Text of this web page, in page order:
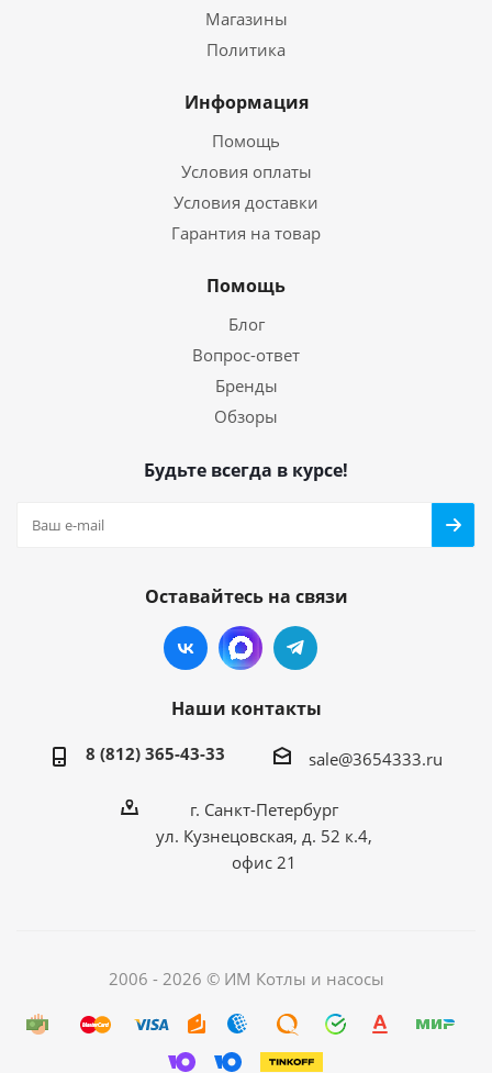
Магазины
Политика
Информация
Помощь
Условия оплаты
Условия доставки
Гарантия на товар
Помощь
Блог
Вопрос-ответ
Бренды
Обзоры
Будьте всегда в курсе!
Оставайтесь на связи
Наши контакты
8 (812) 365-43-33 sale@3654333.ru
г. Санкт-Петербург
ул. Кузнецовская, д. 52 к.4,
офис 21
2006 - 2026 © ИМ Котлы и насосы